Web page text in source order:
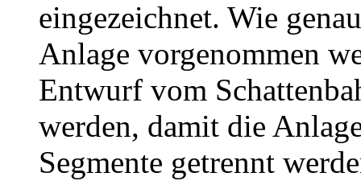
eingezeichnet. Wie
Anlage vorgenommen
Entwurf vom
werden, damit die
Segmente getrennt